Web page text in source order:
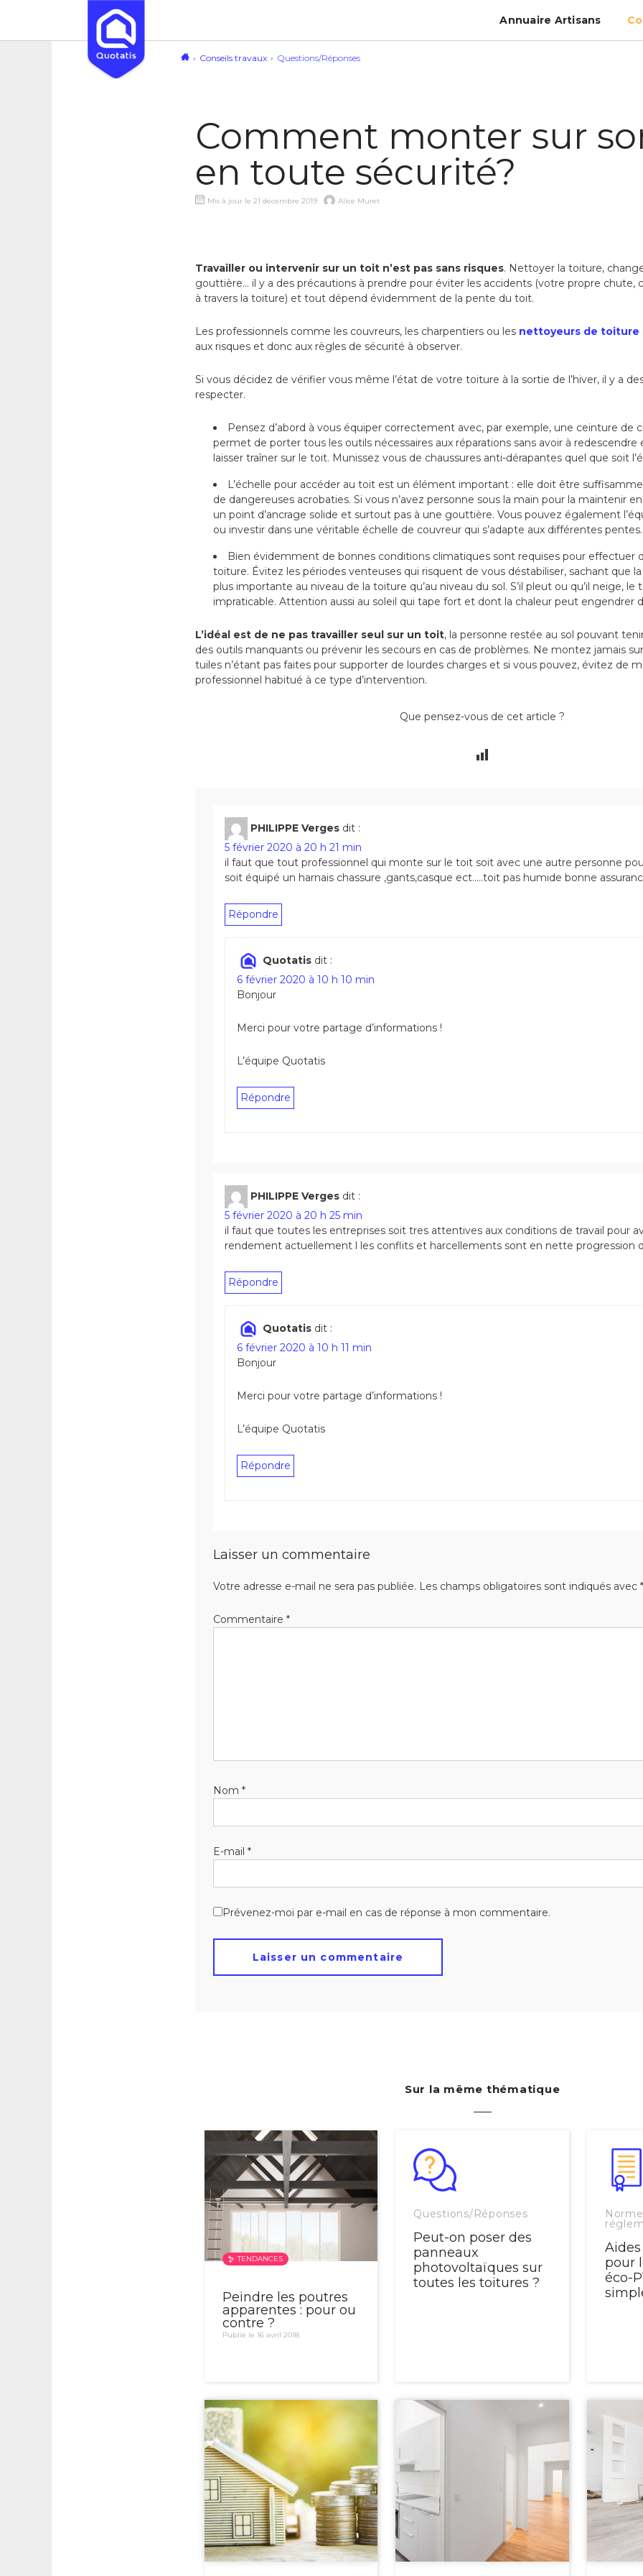
Annuaire Artisans
Conseils travaux Questions/Réponses
Comment monter sur
en toute sécurité?
Mis à jour le 21 décembre 2019 Alice Muret
Travailler ou intervenir sur un toit n’est pas sans risques. Nettoyer la toiture,
gouttière… il y a des précautions à prendre pour éviter les accidents (votre propre chute,
à travers la toiture) et tout dépend évidemment de la pente du toit.
Les professionnels comme les couvreurs, les charpentiers ou les nettoyeurs de toiture
aux risques et donc aux règles de sécurité à observer.
Si vous décidez de vérifier vous même l’état de votre toiture à la sortie de l’hiver, il y a
respecter.
Pensez d’abord à vous équiper correctement avec, par exemple, une ceinture de
permet de porter tous les outils nécessaires aux réparations sans avoir à
laisser traîner sur le toit. Munissez vous de chaussures anti-dérapantes quel que soit
L’échelle pour accéder au toit est un élément important : elle doit être
de dangereuses acrobaties. Si vous n’avez personne sous la main pour la maintenir
un point d’ancrage solide et surtout pas à une gouttière. Vous pouvez également
ou investir dans une véritable échelle de couvreur qui s’adapte aux différentes pentes.
Bien évidemment de bonnes conditions climatiques sont requises pour effectuer
toiture. Évitez les périodes venteuses qui risquent de vous déstabiliser, sachant que
plus importante au niveau de la toiture qu’au niveau du sol. S’il pleut ou qu’il neige,
impraticable. Attention aussi au soleil qui tape fort et dont la chaleur peut engendrer
L’idéal est de ne pas travailler seul sur un toit, la personne restée au sol pouvant
des outils manquants ou prévenir les secours en cas de problèmes. Ne montez jamais
tuiles n’étant pas faites pour supporter de lourdes charges et si vous pouvez, évitez de
professionnel habitué à ce type d’intervention.
Que pensez-vous de cet article ?
PHILIPPE Verges dit :
5 février 2020 à 20 h 21 min
il faut que tout professionnel qui monte sur le toit soit avec une autre personne
soit équipé un harnais chassure ,gants,casque ect…..toit pas humide bonne
Répondre
Quotatis dit :
6 février 2020 à 10 h 10 min
Bonjour
Merci pour votre partage d’informations !
L’équipe Quotatis
Répondre
PHILIPPE Verges dit :
5 février 2020 à 20 h 25 min
il faut que toutes les entreprises soit tres attentives aux conditions de travail pour
rendement actuellement l les conflits et harcellements sont en nette progression
Répondre
Quotatis dit :
6 février 2020 à 10 h 11 min
Bonjour
Merci pour votre partage d’informations !
L’équipe Quotatis
Répondre
Laisser un commentaire
Votre adresse e-mail ne sera pas publiée. Les champs obligatoires sont indiqués avec *
Commentaire *
Nom *
E-mail *
Prévenez-moi par e-mail en cas de réponse à mon commentaire.
Sur la même thématique
TENDANCES
Peindre les poutres
apparentes : pour ou
contre ?
Publié le 16 avril 2018
Questions/Réponses
Peut-on poser des
panneaux
photovoltaïques sur
toutes les toitures ?
pour
éco-